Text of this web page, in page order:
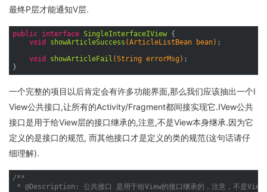
最终P层才能通知V层.
public interface SingleInterfaceIView {
void
showArticleSuccess (ArticleListBean bean) ;
void
showArticleFail (String errorMsg) ;
一个完整的项目以后肯定会有许多功能界面,那么我们应该抽出一个I
View公共接口,让所有的Activity/Fragment都间接实现它.IVew公共
接口是用于给View层的接口继承的,注意,不是View本身继承.因为它
定义的是接口的规范, 而其他接口才是定义的类的规范(这句话请仔
细理解).
/**
* @Description : 公共接口 是用于给View的接口继承的，注意，不是View